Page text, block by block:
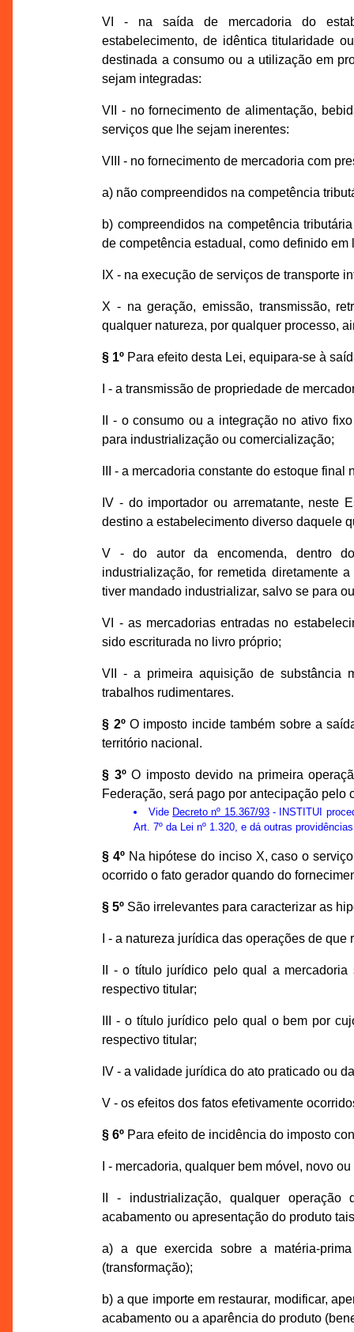
VI - na saída de mercadoria do
estabelecimento, de idêntica titularidade
destinada a consumo ou a utilização em
sejam integradas:
VII - no fornecimento de alimentação,
serviços que lhe sejam inerentes:
VIII - no fornecimento de mercadoria com
a) não compreendidos na competência
b) compreendidos na competência
de competência estadual, como definido em
IX - na execução de serviços de transporte
X - na geração, emissão, transmissão,
qualquer natureza, por qualquer processo,
§ 1º Para efeito desta Lei, equipara-se à
I - a transmissão de propriedade de
II - o consumo ou a integração no ativo
para industrialização ou comercialização;
III - a mercadoria constante do estoque
IV - do importador ou arrematante, neste
destino a estabelecimento diverso daquele
V - do autor da encomenda, dentro
industrialização, for remetida diretamente
tiver mandado industrializar, salvo se para
VI - as mercadorias entradas no
sido escriturada no livro próprio;
VII - a primeira aquisição de substância
trabalhos rudimentares.
§ 2ºO imposto incide também sobre a
território nacional.
§ 3ºO imposto devido na primeira
Federação, será pago por antecipação pelo
Vide Decreto nº 15.367/93- INSTITUI
Art. 7º da Lei nº 1.320, e dá outras
§ 4º Na hipótese do inciso X, caso o
ocorrido o fato gerador quando do
§ 5º São irrelevantes para caracterizar as
I - a natureza jurídica das operações de
II - o título jurídico pelo qual a
respectivo titular;
III - o título jurídico pelo qual o bem por
respectivo titular;
IV - a validade jurídica do ato praticado ou
V - os efeitos dos fatos efetivamente
§ 6º Para efeito de incidência do imposto
I - mercadoria, qualquer bem móvel, novo
II - industrialização, qualquer
acabamento ou apresentação do produto
a) a que exercida sobre a matéria-
(transformação);
b) a que importe em restaurar, modificar,
acabamento ou a aparência do produto